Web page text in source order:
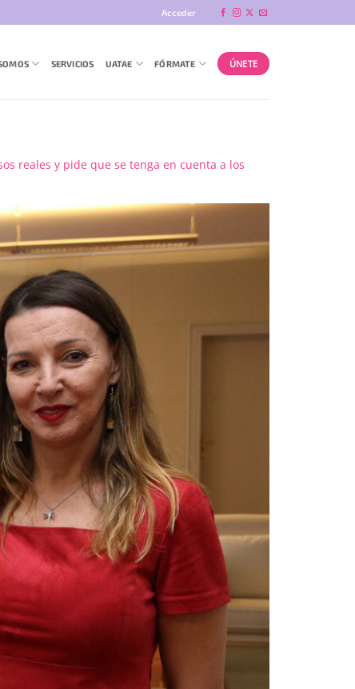
Acceder
SERVICIOS UATAE FÓRMATE ÚNETE
reales y pide que se tenga en cuenta a los